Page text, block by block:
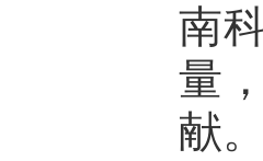
南
量
献。